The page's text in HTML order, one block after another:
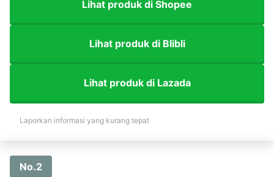
Lihat produk di Shopee
Lihat produk di Blibli
Lihat produk di Lazada
Laporkan informasi yang kurang tepat
No.2